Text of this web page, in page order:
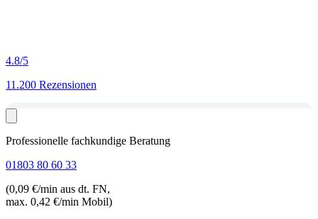
4.8/5
11.200 Rezensionen
Professionelle fachkundige Beratung
01803 80 60 33
(0,09 €/min aus dt. FN,
max. 0,42 €/min Mobil)